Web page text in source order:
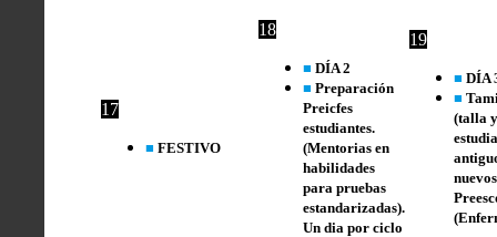
17
■ FESTIVO
18
■ DÍA 2
■ Preparación
Preicfes
estudiantes.
(Mentorias en
habilidades
para pruebas
estandarizadas).
Un dia por ciclo
19
■ DÍA
■
(talla
nuevos